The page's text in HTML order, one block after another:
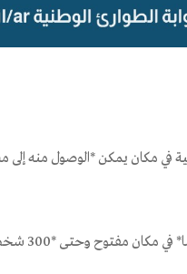
في مكان يمكن *الوصول منه